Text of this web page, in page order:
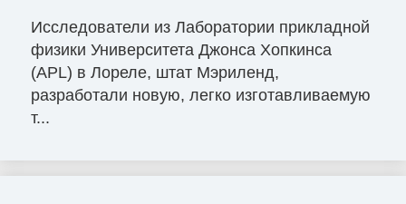
Исследователи из Лаборатории прикладной
физики Университета Джонса Хопкинса
(APL) в Лореле, штат Мэриленд,
разработали новую, легко изготавливаемую
т...